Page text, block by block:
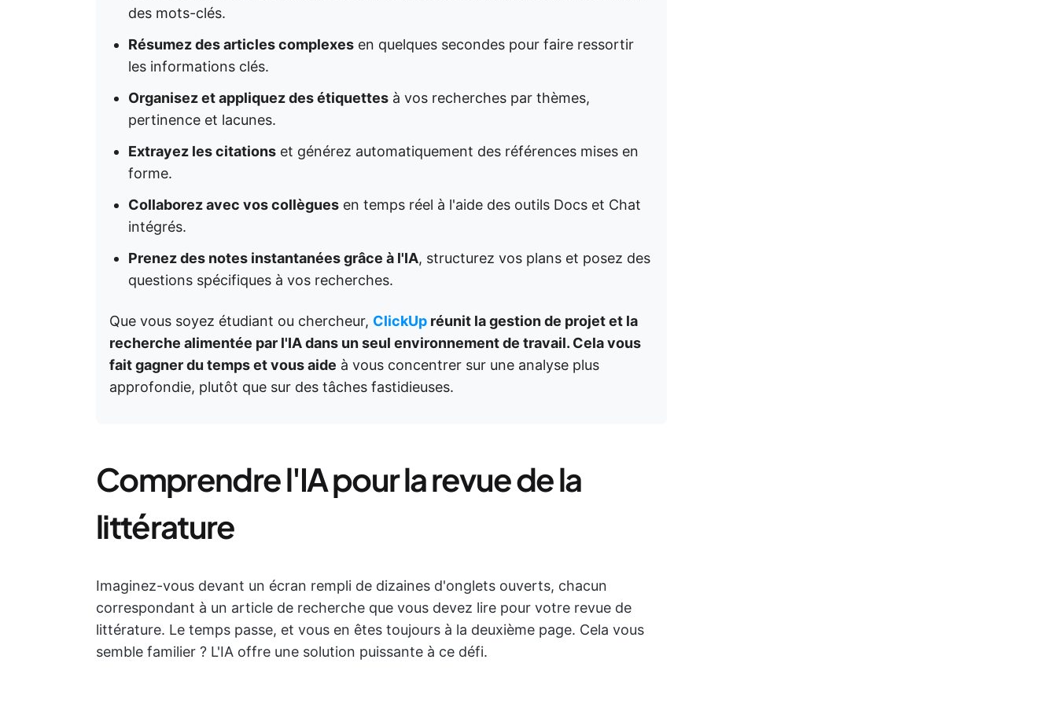
des mots-clés.
Résumez des articles complexes en quelques secondes pour faire ressortir
les informations clés.
Organisez et appliquez des étiquettes à vos recherches par thèmes,
pertinence et lacunes.
Extrayez les citations et générez automatiquement des références mises en
forme.
Collaborez avec vos collègues en temps réel à l'aide des outils Docs et Chat
intégrés.
Prenez des notes instantanées grâce à l'IA, structurez vos plans et posez des
questions spécifiques à vos recherches.
Que vous soyez étudiant ou chercheur, ClickUp réunit la gestion de projet et la
recherche alimentée par l'IA dans un seul environnement de travail. Cela vous
fait gagner du temps et vous aide à vous concentrer sur une analyse plus
approfondie, plutôt que sur des tâches fastidieuses.
Comprendre l'IA pour la revue de la
littérature
Imaginez-vous devant un écran rempli de dizaines d'onglets ouverts, chacun
correspondant à un article de recherche que vous devez lire pour votre revue de
littérature. Le temps passe, et vous en êtes toujours à la deuxième page. Cela vous
semble familier ? L'IA offre une solution puissante à ce défi.